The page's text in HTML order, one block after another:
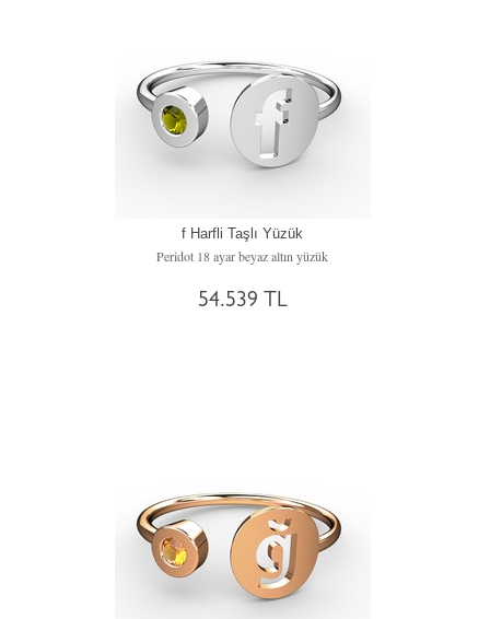
f Harfli Taşlı Yüzük
Peridot 18 ayar beyaz altın yüzük
54.539 TL